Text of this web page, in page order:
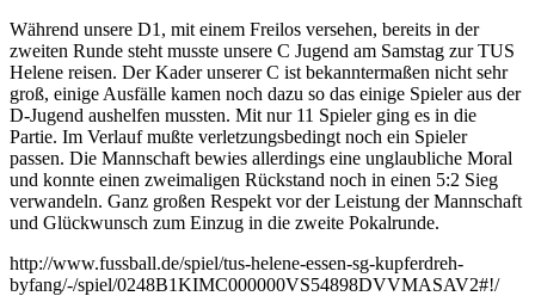
Während unsere D1, mit einem Freilos versehen, bereits in der
zweiten Runde steht musste unsere C Jugend am Samstag zur TUS
Helene reisen. Der Kader unserer C ist bekanntermaßen nicht sehr
groß, einige Ausfälle kamen noch dazu so das einige Spieler aus der
D-Jugend aushelfen mussten. Mit nur 11 Spieler ging es in die
Partie. Im Verlauf mußte verletzungsbedingt noch ein Spieler
passen. Die Mannschaft bewies allerdings eine unglaubliche Moral
und konnte einen zweimaligen Rückstand noch in einen 5:2 Sieg
verwandeln. Ganz großen Respekt vor der Leistung der Mannschaft
und Glückwunsch zum Einzug in die zweite Pokalrunde.
http://www.fussball.de/spiel/tus-helene-essen-sg-kupferdreh-
byfang/-/spiel/0248B1KIMC000000VS54898DVVMASAV2#!/